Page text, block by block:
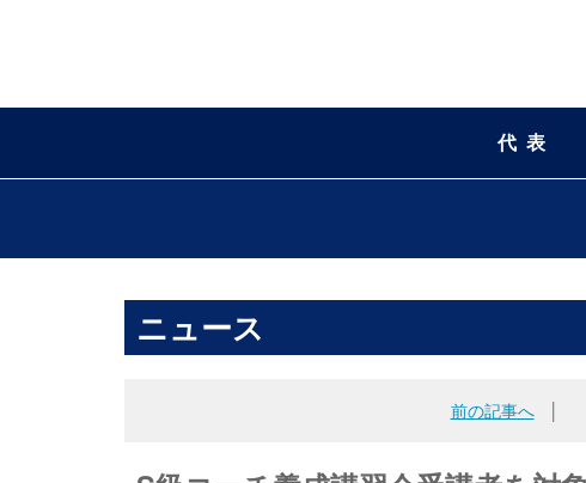
代表
ニュース
前の記事へ│